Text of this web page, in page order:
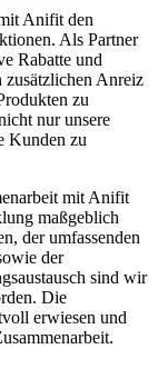
Anifit den
Als Partner
Rabatte und⁢
zusätzlichen Anreiz
zu
nur‌ unsere
Kunden zu
mit Anifit
maßgeblich​
der umfassenden
der
sind‌ wir
Die
erwiesen ‍und